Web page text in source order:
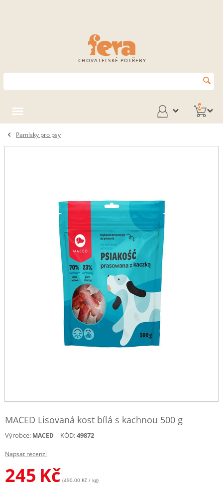
CHOVATELSKÉ POTŘEBY
0
Pamlsky pro psy
MACED Lisovaná kost bílá s kachnou 500 g
Výrobce: MACED KÓD:49872
Napsat recenzi
245 Kč (490.00 Kč / kg)